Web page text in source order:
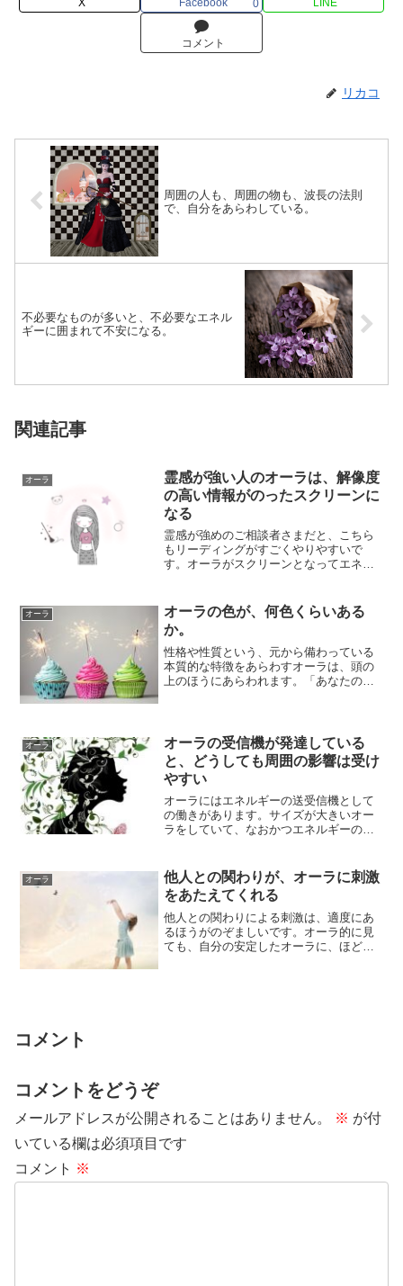
0
コメント
リカコ
周囲の人も、周囲の物も、波長の法則
で、自分をあらわしている。
不必要なものが多いと、不必要なエネル
ギーに囲まれて不安になる。
関連記事
オーラ
霊感が強い人のオーラは、解像度
の高い情報がのったスクリーンに
なる
霊感が強めのご相談者さまだと、こちら
もリーディングがすごくやりやすいで
す。オーラがスクリーンとなってエネル
オーラ
オーラの色が、何色くらいある
か。
性格や性質という、元から備わっている
本質的な特徴をあらわすオーラは、頭の
上のほうにあらわれます。「あなたのオ
オーラ
オーラの受信機が発達している
と、どうしても周囲の影響は受け
やすい
オーラにはエネルギーの送受信機として
の働きがあります。サイズが大きいオー
ラをしていて、なおかつエネルギーの質
オーラ
他人との関わりが、オーラに刺激
をあたえてくれる
他人との関わりによる刺激は、適度にあ
るほうがのぞましいです。オーラ的に見
ても、自分の安定したオーラに、ほどよ
コメント
コメントをどうぞ
メールアドレスが公開されることはありません。 ※ が付
いている欄は必須項目です
コメント ※